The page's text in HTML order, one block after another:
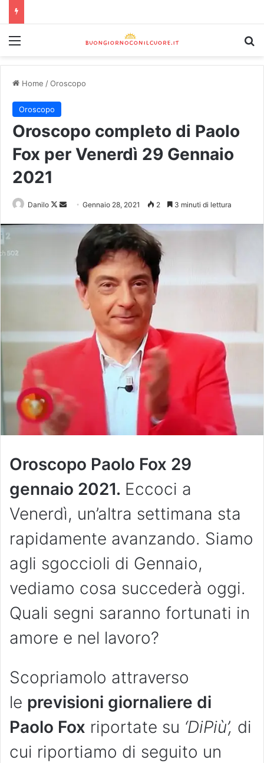
Home /Oroscopo
Oroscopo
Oroscopo completo di Paolo
Fox per Venerdì 29 Gennaio
2021
Danilo Gennaio 28, 2021 2 3 minuti di lettura
Oroscopo Paolo Fox 29
gennaio 2021. Eccoci a
Venerdì, un’altra settimana sta
rapidamente avanzando. Siamo
agli sgoccioli di Gennaio,
vediamo cosa succederà oggi.
Quali segni saranno fortunati in
amore e nel lavoro?
Scopriamolo attraverso
le previsioni giornaliere di
Paolo Fox riportate su ‘DiPiù’, di
cui riportiamo di seguito un